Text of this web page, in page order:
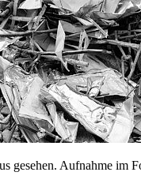
gesehen. Aufnahme im